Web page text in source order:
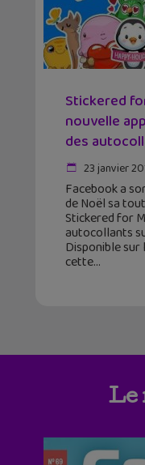
Stickered
nouvelle
des
23 janvier
Facebook a
de Noël sa
Stickered for
autocollants
Disponible
cette
Le